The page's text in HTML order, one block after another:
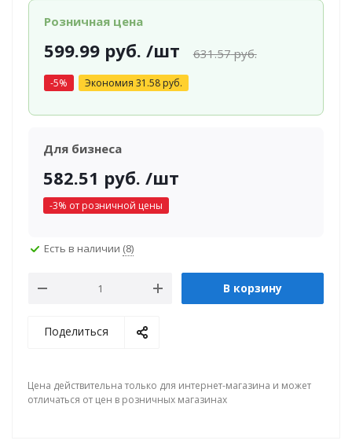
Розничная цена
599.99руб. /шт 631.57руб.
-5% Экономия 31.58руб.
Для бизнеса
582.51 руб. /шт
-3% от розничной цены
Есть в наличии (8)
В корзину
Поделиться
Цена действительна только для интернет-магазина и может
отличаться от цен в розничных магазинах